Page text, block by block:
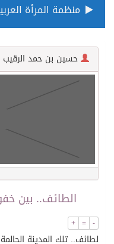
ثلة من الضابطات
حسين بن حمد الرقيب
الطائف.. بين
+ = -
لطائف.. تلك المدينة